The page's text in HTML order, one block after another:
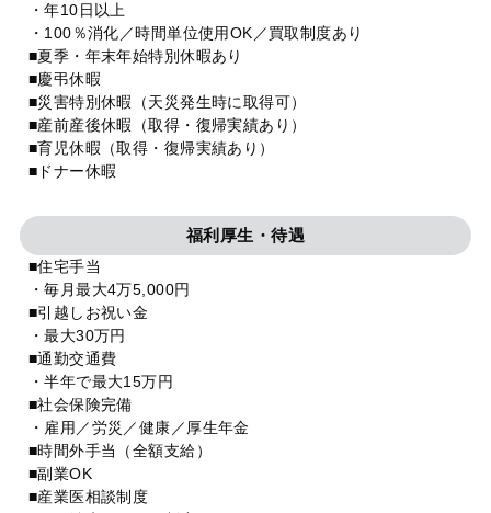
・年10日以上
・100％消化／時間単位使用OK／買取制度あり
■夏季・年末年始特別休暇あり
■慶弔休暇
■災害特別休暇（天災発生時に取得可）
■産前産後休暇（取得・復帰実績あり）
■育児休暇（取得・復帰実績あり）
■ドナー休暇
福利厚生・待遇
■住宅手当
・毎月最大4万5,000円
■引越しお祝い金
・最大30万円
■通勤交通費
・半年で最大15万円
■社会保険完備
・雇用／労災／健康／厚生年金
■時間外手当（全額支給）
■副業OK
■産業医相談制度